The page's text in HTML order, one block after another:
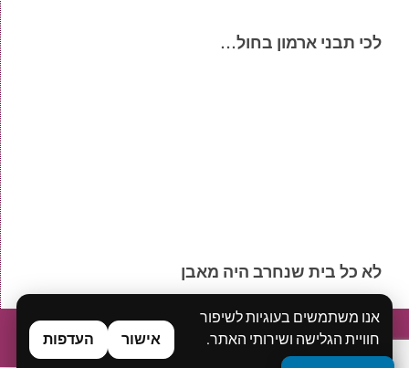
לכי תבני ארמון בחול…
לא כל בית שנחרב היה מאבן
בית אודות ייעוץ ואימון אישי סדנאות הרצאות
ספרים ואסופות דיגיטליות
מן התקשורת יצירת קשר
אנו משתמשים בעוגיות לשיפור
חוויית הגלישה ושירותי האתר.
מדיניות פרטיות
אישור העדפות